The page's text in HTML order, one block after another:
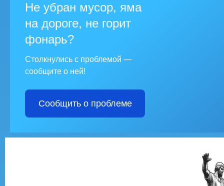
Не убран мусор, яма
на дороге, не горит
фонарь?
Столкнулись с проблемой —
сообщите о ней!
Сообщить о проблеме